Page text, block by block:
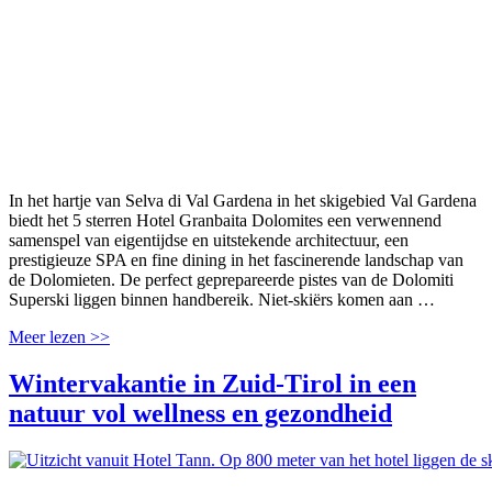
In het hartje van Selva di Val Gardena in het skigebied Val Gardena
biedt het 5 sterren Hotel Granbaita Dolomites een verwennend
samenspel van eigentijdse en uitstekende architectuur, een
prestigieuze SPA en fine dining in het fascinerende landschap van
de Dolomieten. De perfect geprepareerde pistes van de Dolomiti
Superski liggen binnen handbereik. Niet-skiërs komen aan …
Meer lezen >>
Wintervakantie in Zuid-Tirol in een
natuur vol wellness en gezondheid